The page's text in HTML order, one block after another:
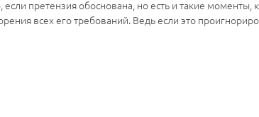
претензия обоснована, но есть и такие моменты,
всех его требований. Ведь если это